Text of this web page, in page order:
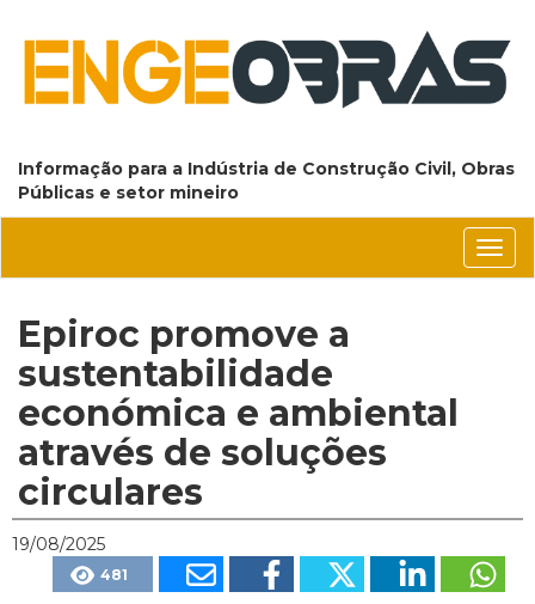
Informação para a Indústria de Construção Civil, Obras
Públicas e setor mineiro
Epiroc promove a
sustentabilidade
económica e ambiental
através de soluções
circulares
19/08/2025
481